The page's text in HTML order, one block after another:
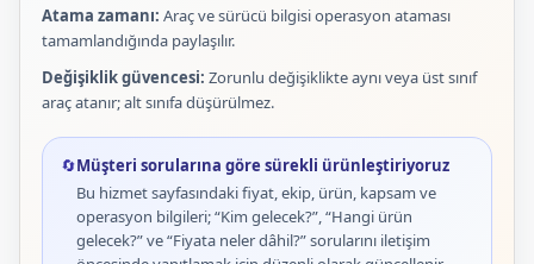
Atama zamanı: Araç ve sürücü bilgisi operasyon ataması
tamamlandığında paylaşılır.
Değişiklik güvencesi: Zorunlu değişiklikte aynı veya üst sınıf
araç atanır; alt sınıfa düşürülmez.
🔄Müşteri sorularına göre sürekli ürünleştiriyoruz
Bu hizmet sayfasındaki fiyat, ekip, ürün, kapsam ve
operasyon bilgileri; “Kim gelecek?”, “Hangi ürün
gelecek?” ve “Fiyata neler dâhil?” sorularını iletişim